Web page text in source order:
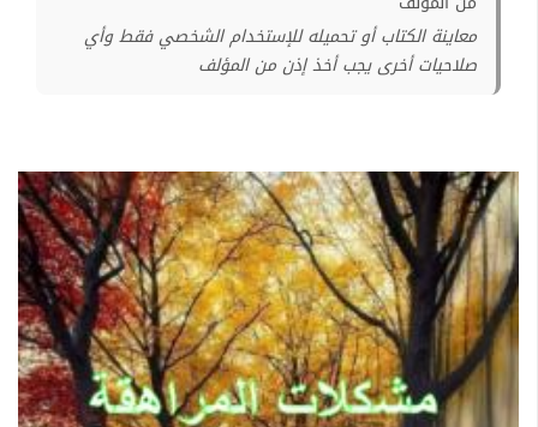
معاينة الكتاب أو تحميله للإستخدام الشخصي فقط وأي
صلاحيات أخرى يجب أخذ إذن من المؤلف